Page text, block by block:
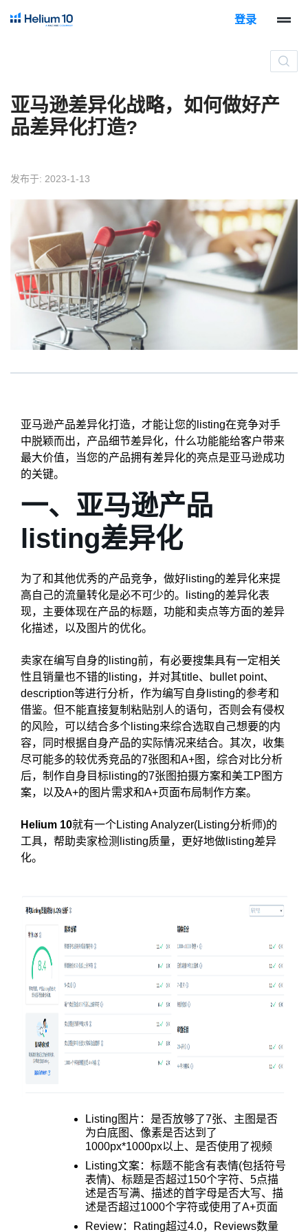
登录
亚马逊差异化战略，如何做好产
品差异化打造?
发布于: 2023-1-13
亚马逊产品差异化打造，才能让您的listing在竞争对手
中脱颖而出，产品细节差异化，什么功能能给客户带来
最大价值，当您的产品拥有差异化的亮点是亚马逊成功
的关键。
一、亚马逊产品
listing差异化
为了和其他优秀的产品竞争，做好listing的差异化来提
高自己的流量转化是必不可少的。listing的差异化表
现，主要体现在产品的标题，功能和卖点等方面的差异
化描述，以及图片的优化。
卖家在编写自身的listing前，有必要搜集具有一定相关
性且销量也不错的listing，并对其title、bullet point、
description等进行分析，作为编写自身listing的参考和
借鉴。但不能直接复制粘贴别人的语句，否则会有侵权
的风险，可以结合多个listing来综合选取自己想要的内
容，同时根据自身产品的实际情况来结合。其次，收集
尽可能多的较优秀竞品的7张图和A+图，综合对比分析
后，制作自身目标listing的7张图拍摄方案和美工P图方
案，以及A+的图片需求和A+页面布局制作方案。
Helium 10就有一个Listing Analyzer(Listing分析师)的
工具，帮助卖家检测listing质量，更好地做listing差异
化。
Listing图片：是否放够了7张、主图是否
为白底图、像素是否达到了
1000px*1000px以上、是否使用了视频
Listing文案：标题不能含有表情(包括符号
表情)、标题是否超过150个字符、5点描
述是否写满、描述的首字母是否大写、描
述是否超过1000个字符或使用了A+页面
Review：Rating超过4.0，Reviews数量